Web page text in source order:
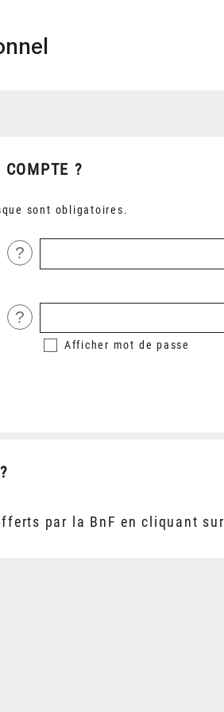
?
sont obligatoires.
?
?
Afficher mot de passe
par la BnF en cliquant sur